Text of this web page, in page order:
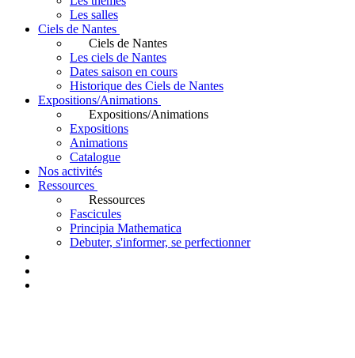
Les salles
Ciels de Nantes
Ciels de Nantes
Les ciels de Nantes
Dates saison en cours
Historique des Ciels de Nantes
Expositions/Animations
Expositions/Animations
Expositions
Animations
Catalogue
Nos activités
Ressources
Ressources
Fascicules
Principia Mathematica
Debuter, s'informer, se perfectionner